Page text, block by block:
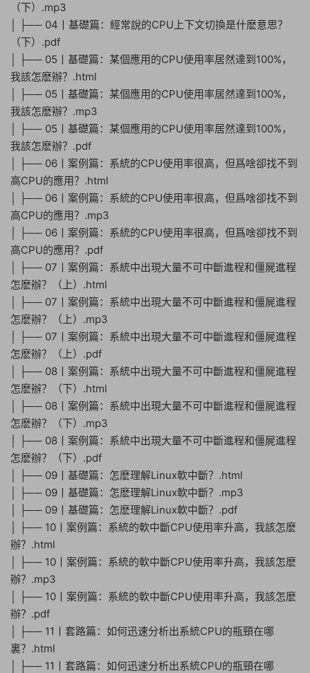
（下）.mp3
│ ├── 04丨基礎篇：經常說的CPU上下文切換是什麽意思？
（下）.pdf
│ ├── 05丨基礎篇：某個應用的CPU使用率居然達到100%，
我該怎麽辦？.html
│ ├── 05丨基礎篇：某個應用的CPU使用率居然達到100%，
我該怎麽辦？.mp3
│ ├── 05丨基礎篇：某個應用的CPU使用率居然達到100%，
我該怎麽辦？.pdf
│ ├── 06丨案例篇：系統的CPU使用率很高，但爲啥卻找不到
高CPU的應用？.html
│ ├── 06丨案例篇：系統的CPU使用率很高，但爲啥卻找不到
高CPU的應用？.mp3
│ ├── 06丨案例篇：系統的CPU使用率很高，但爲啥卻找不到
高CPU的應用？.pdf
│ ├── 07丨案例篇：系統中出現大量不可中斷進程和僵屍進程
怎麽辦？（上）.html
│ ├── 07丨案例篇：系統中出現大量不可中斷進程和僵屍進程
怎麽辦？（上）.mp3
│ ├── 07丨案例篇：系統中出現大量不可中斷進程和僵屍進程
怎麽辦？（上）.pdf
│ ├── 08丨案例篇：系統中出現大量不可中斷進程和僵屍進程
怎麽辦？（下）.html
│ ├── 08丨案例篇：系統中出現大量不可中斷進程和僵屍進程
怎麽辦？（下）.mp3
│ ├── 08丨案例篇：系統中出現大量不可中斷進程和僵屍進程
怎麽辦？（下）.pdf
│ ├── 09丨基礎篇：怎麽理解Linux軟中斷？.html
│ ├── 09丨基礎篇：怎麽理解Linux軟中斷？.mp3
│ ├── 09丨基礎篇：怎麽理解Linux軟中斷？.pdf
│ ├── 10丨案例篇：系統的軟中斷CPU使用率升高，我該怎麽
辦？.html
│ ├── 10丨案例篇：系統的軟中斷CPU使用率升高，我該怎麽
辦？.mp3
│ ├── 10丨案例篇：系統的軟中斷CPU使用率升高，我該怎麽
辦？.pdf
│ ├── 11丨套路篇：如何迅速分析出系統CPU的瓶頸在哪
裏？.html
│ ├── 11丨套路篇：如何迅速分析出系統CPU的瓶頸在哪